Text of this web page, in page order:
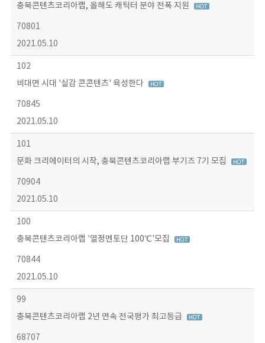
충북콘텐츠코리아랩, 올해도 캐틱터 분야 전폭 지원
70801
2021.05.10
102
비대면 시대 '실감 콘콘텐츠' 육성한다
70845
2021.05.10
101
문화 크리에이터의 시작, 충북콘텐츠코리아랩 부기즈 7기 모집
70904
2021.05.10
100
충북콘텐츠코리아랩 '열정멘토단 100℃'모집
70844
2021.05.10
99
충북콘텐츠코리아랩 2년 연속 전국평가 최고등급
68707